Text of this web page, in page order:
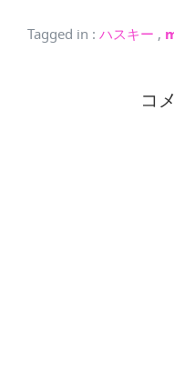
Tagged in : ハスキー ,
コ